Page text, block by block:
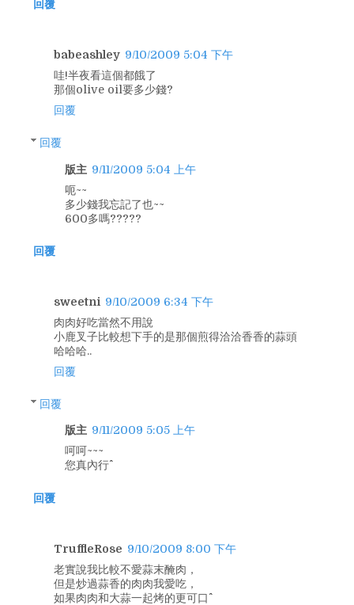
回覆
babeashley 9/10/2009 5:04 下午
哇!半夜看這個都餓了
那個olive oil要多少錢?
回覆
回覆
版主 9/11/2009 5:04 上午
呃~~
多少錢我忘記了也~~
600多嗎?????
回覆
sweetni 9/10/2009 6:34 下午
肉肉好吃當然不用說
小鹿叉子比較想下手的是那個煎得洽洽香香的蒜頭
哈哈哈..
回覆
回覆
版主 9/11/2009 5:05 上午
呵呵~~~
您真內行^^
回覆
TruffleRose 9/10/2009 8:00 下午
老實說我比較不愛蒜末醃肉，
但是炒過蒜香的肉肉我愛吃，
如果肉肉和大蒜一起烤的更可口^^